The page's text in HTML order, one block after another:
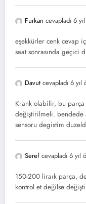
Furkan cevapladı 6
eşekkürler cenk cevap
saat sonrasında geçici
Davut cevapladı 6 yıl
Krank olabilir, bu
değiştirilmeli. bendede
sensoru degistim
Seref cevapladı 6 yıl
150-200 liraık parça,
kontrol et değilse